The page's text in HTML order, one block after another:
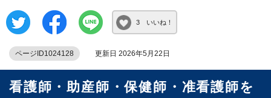
3 いいね！
ページID1024128 更新日 2026年5月22日
看護師・助産師・保健師・准看護師を